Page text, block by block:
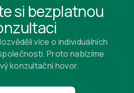
si bezplatnou
více o individuálních
Proto nabízíme
konzultační hovor.